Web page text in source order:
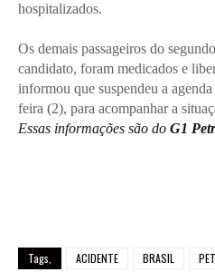
hospitalizados.
Os demais passageiros do
candidato, foram medicados e
informou que suspendeu a
feira (2), para acompanhar a
Essas informações são do G1
Tags, ACIDENTE BRASIL